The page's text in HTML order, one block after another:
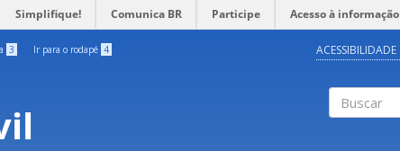
Simplifique! Comunica BR Participe Acesso à informação
3 Ir para o rodapé 4 ACESSIBILIDADE